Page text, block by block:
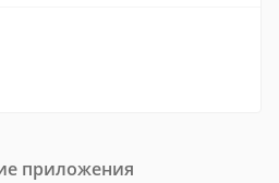
приложения